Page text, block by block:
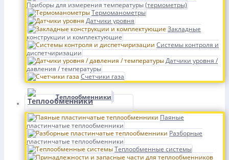
Приборы для измерения температуры (термометры)
Термоманометры
Датчики уровня
Закладные
конструкции и комплектующие
Системы контроля и
диспетчиризации
Датчики уровня /
давления / температуры
Счетчики газа
Теплообменники
Паяные
пластинчатые теплообменники
Разборные
пластинчатые теплообменники
Теплообменные системы